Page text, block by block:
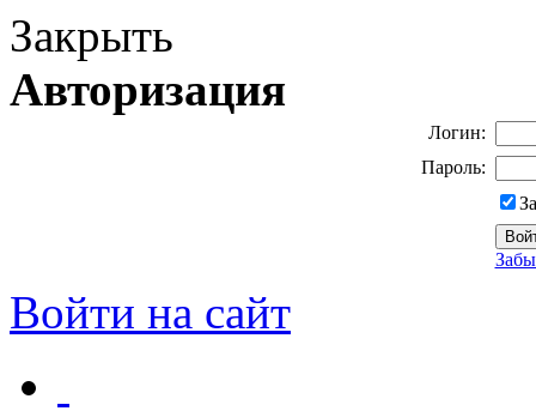
Закрыть
Авторизация
Логин:
Пароль:
Войти на сайт